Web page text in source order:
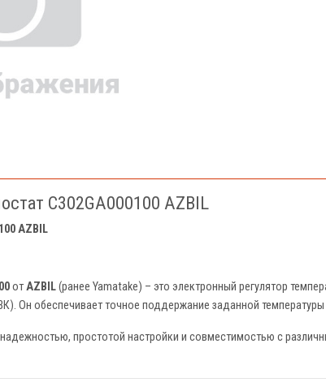
C302GA000100 AZBIL
AZBIL
отAZBIL(ранее Yamatake) – это электронный регулятор
Он обеспечивает точное поддержание заданной
простотой настройки и совместимостью с